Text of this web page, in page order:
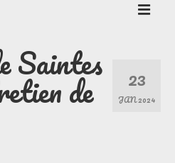
23
JAN 2024
Saintes
de